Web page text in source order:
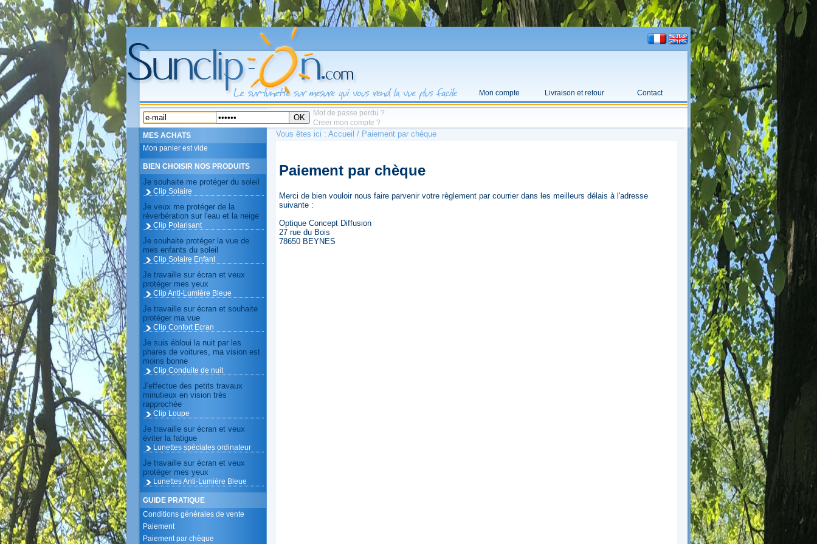
Mon compte Livraison et retour Contact
OK
Mot de passe perdu ?
Creer mon compte ?
MES ACHATS
Mon panier est vide
BIEN CHOISIR NOS PRODUITS
Je souhaite me protéger du soleil
Clip Solaire
Je veux me protéger de la
réverbération sur l'eau et la neige
Clip Polarisant
Je souhaite protéger la vue de
mes enfants du soleil
Clip Solaire Enfant
Je travaille sur écran et veux
protéger mes yeux
Clip Anti-Lumière Bleue
Je travaille sur écran et souhaite
protéger ma vue
Clip Confort Ecran
Je suis ébloui la nuit par les
phares de voitures, ma vision est
moins bonne
Clip Conduite de nuit
J'effectue des petits travaux
minutieux en vision très
rapprochée
Clip Loupe
Je travaille sur écran et veux
éviter la fatigue
Lunettes spéciales ordinateur
Je travaille sur écran et veux
protéger mes yeux
Lunettes Anti-Lumière Bleue
GUIDE PRATIQUE
Conditions générales de vente
Paiement
Paiement par chèque
Vous êtes ici : Accueil / Paiement par chèque
Paiement par chèque
Merci de bien vouloir nous faire parvenir votre règlement par courrier dans les meilleurs délais à l'adresse
suivante :
Optique Concept Diffusion
27 rue du Bois
78650 BEYNES